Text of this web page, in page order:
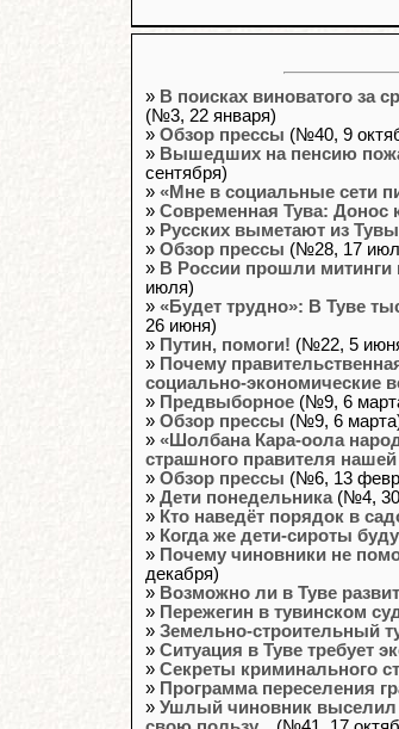
» В поисках виноватого за
(№3, 22 января)
» Обзор прессы (№40, 9
» Вышедших на пенсию
сентября)
» «Мне в социальные сети
» Современная Тува: Донос
» Русских выметают из
» Обзор прессы (№28, 17
» В России прошли митинги
июля)
» «Будет трудно»: В Туве
26 июня)
» Путин, помоги! (№22, 5
» Почему
социально-экономические
» Предвыборное (№9, 6
» Обзор прессы (№9, 6
» «Шолбана Кара-оола
страшного правителя
» Обзор прессы (№6, 13
» Дети понедельника(№4, 30
» Кто наведёт порядок в
» Когда же дети-сироты
» Почему чиновники не
декабря)
» Возможно ли в Туве
» Пережегин в тувинском
» Земельно-строительный
» Ситуация в Туве требует
» Секреты криминального
» Программа переселения
» Ушлый чиновник выселил